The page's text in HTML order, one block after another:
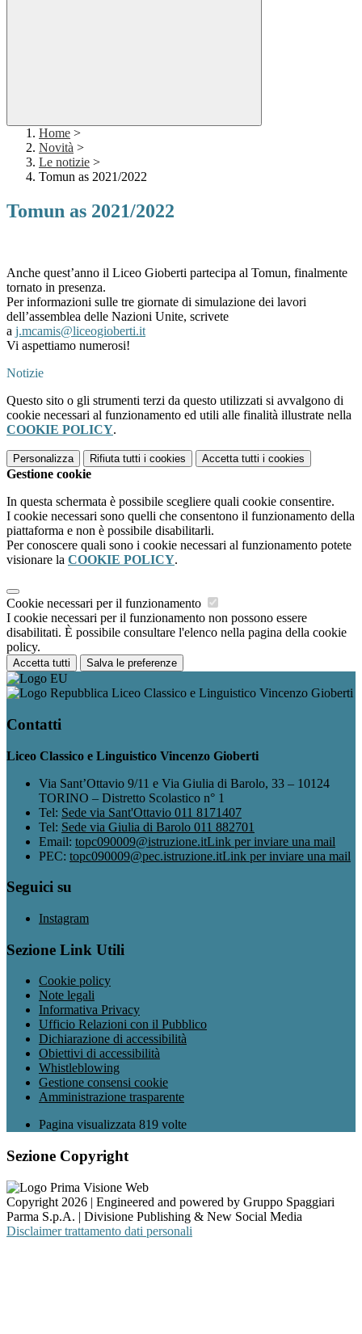
Home >
Novità >
Le notizie >
Tomun as 2021/2022
Tomun as 2021/2022
Anche quest’anno il Liceo Gioberti partecipa al Tomun, finalmente
tornato in presenza.
Per informazioni sulle tre giornate di simulazione dei lavori
dell’assemblea delle Nazioni Unite, scrivete
a j.mcamis@liceogioberti.it
Vi aspettiamo numerosi!
Notizie
Questo sito o gli strumenti terzi da questo utilizzati si avvalgono di
cookie necessari al funzionamento ed utili alle finalità illustrate nella
COOKIE POLICY.
Personalizza Rifiuta tutti i cookies Accetta tutti i cookies
Gestione cookie
In questa schermata è possibile scegliere quali cookie consentire.
I cookie necessari sono quelli che consentono il funzionamento della
piattaforma e non è possibile disabilitarli.
Per conoscere quali sono i cookie necessari al funzionamento potete
visionare la COOKIE POLICY.
Cookie necessari per il funzionamento
I cookie necessari per il funzionamento non possono essere
disabilitati. È possibile consultare l'elenco nella pagina della cookie
policy.
Accetta tutti Salva le preferenze
Liceo Classico e Linguistico Vincenzo Gioberti
Contatti
Liceo Classico e Linguistico Vincenzo Gioberti
Via Sant’Ottavio 9/11 e Via Giulia di Barolo, 33 – 10124
TORINO – Distretto Scolastico n° 1
Tel: Sede via Sant'Ottavio 011 8171407
Tel: Sede via Giulia di Barolo 011 882701
Email: topc090009@istruzione.itLink per inviare una mail
PEC: topc090009@pec.istruzione.itLink per inviare una mail
Seguici su
Instagram
Sezione Link Utili
Cookie policy
Note legali
Informativa Privacy
Ufficio Relazioni con il Pubblico
Dichiarazione di accessibilità
Obiettivi di accessibilità
Whistleblowing
Gestione consensi cookie
Amministrazione trasparente
Pagina visualizzata 819 volte
Sezione Copyright
Copyright 2026 | Engineered and powered by Gruppo Spaggiari
Parma S.p.A. | Divisione Publishing & New Social Media
Disclaimer trattamento dati personali